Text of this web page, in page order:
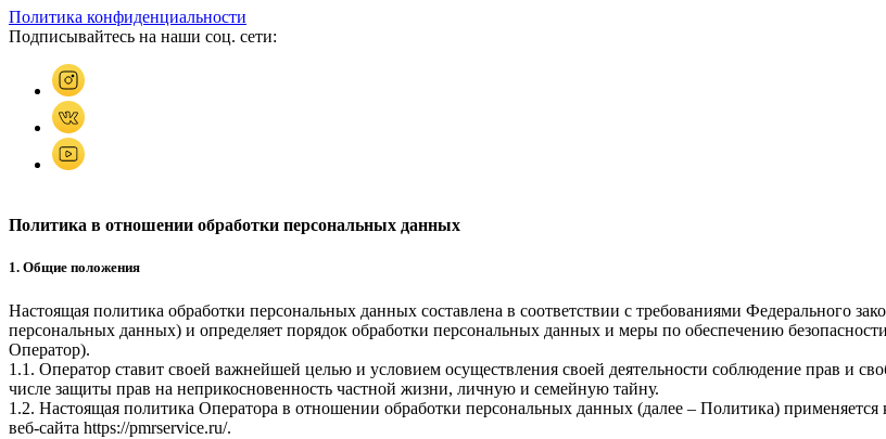
Политика конфиденциальности
Подписывайтесь на наши соц. сети:
Политика в отношении обработки персональных данных
1. Общие положения
Настоящая политика обработки персональных данных составлена в соответствии с требованиями Федерального
персональных данных) и определяет порядок обработки персональных данных и меры по обеспечению
Оператор).
1.1. Оператор ставит своей важнейшей целью и условием осуществления своей деятельности соблюдение прав и
числе защиты прав на неприкосновенность частной жизни, личную и семейную тайну.
1.2. Настоящая политика Оператора в отношении обработки персональных данных (далее – Политика)
веб-сайта https://pmrservice.ru/.